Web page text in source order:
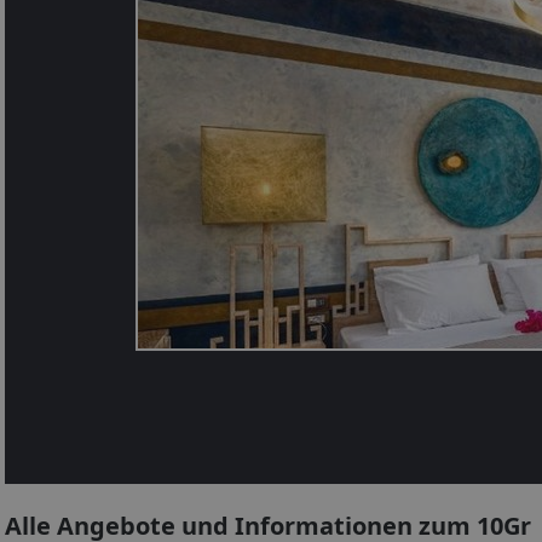
Alle Angebote und Informationen zum 10Gr